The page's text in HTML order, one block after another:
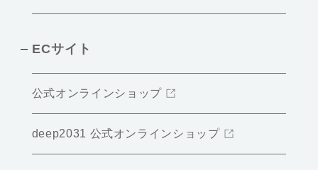
ECサイト
公式オンラインショップ
deep2031 公式オンラインショップ